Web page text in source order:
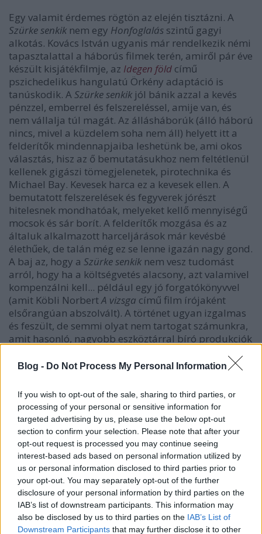
Blog - Do Not Process My Personal Information
If you wish to opt-out of the sale, sharing to third parties, or
processing of your personal or sensitive information for
targeted advertising by us, please use the below opt-out
section to confirm your selection. Please note that after your
opt-out request is processed you may continue seeing
interest-based ads based on personal information utilized by
us or personal information disclosed to third parties prior to
your opt-out. You may separately opt-out of the further
disclosure of your personal information by third parties on the
IAB’s list of downstream participants. This information may
also be disclosed by us to third parties on the IAB’s List of
Downstream Participants that may further disclose it to other
Egy valamit érdemes rögtön az elején tisztázni. A
Szürke senkik nem egy Honfoglalás szintű gagyi
alkotás. Kovács István ugyanis már rendelkezik némi
tapasztalattal a háborús filmek terén, amiről pár éve
készült kisjátékfilmje, az Idegen föld című
pszichedelikus hangulatú Örkény adaptáció is
tanúskodik. A Szürke senkik jól bánik azzal a kevés
pénzzel, emberrel és felszereléssel, amije van, és
nem vállalja túl magát. Az állásháborúk (álló háború
nincs, mivel a küzdelem soha nem áll) helyett itt a
felderítők mindennapjaiba leshetünk be, ami okos
választás, hisz az ő bemutatásukhoz nem feltétlenül
kellenek gigászi tömegjelenetek, pirotechnika és
Michael Bay. Kevesek harca ez a kevesek ellen. A
bemutatott felszerelések és fegyverek jórészt
hitelesnek mondhatóak, melyeket kellő mennyiségű
mocsok és sár borít. A felderítők mozgása és az
általuk alkalmazott harceljárások már kevésbé
élethűek, de talán még ez se lenne igazán nagy gond.
A baj az, hogy a Szürke senkik nem vesz tudomást
arról, hogy ha a költségvetés alacsony, azt valamivel
kompenzálni kell... például egy jó forgatókönyvvel
(amit Köbli NorbertA vizsga című film írójaként
elsőrangúan abszolvált). A történet ugyan izgalmas
és feszült, de semmi olyat nem tartogat számunkra,
amit hasonló, nagyobb eszköztárral bíró produkciók
katonák hősies küzdelmét dolgozza fel
olyan átütő nincs, ami igazán ellensúlyozni tudná a
film büdzséje általi korlátokat és ebbe a színészi
játék is beletartozik.